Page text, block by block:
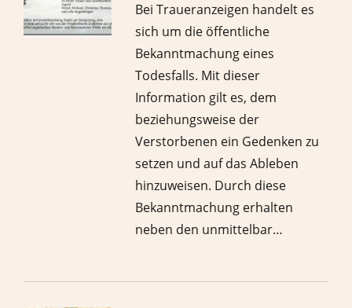
Bei Traueranzeigen handelt es
sich um die öffentliche
Bekanntmachung eines
Todesfalls. Mit dieser
Information gilt es, dem
beziehungsweise der
Verstorbenen ein Gedenken zu
setzen und auf das Ableben
hinzuweisen. Durch diese
Bekanntmachung erhalten
neben den unmittelbar…